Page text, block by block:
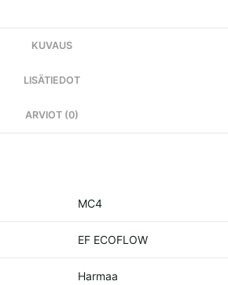
KUVAUS
LISÄTIEDOT
ARVIOT (0)
MC4
EF ECOFLOW
Harmaa